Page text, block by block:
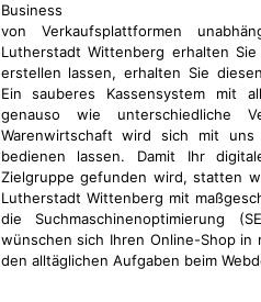
Business
von Verkaufsplattformen
Lutherstadt Wittenberg erhalten
erstellen lassen, erhalten Sie
Ein sauberes Kassensystem mit
genauso wie unterschiedliche
Warenwirtschaft wird sich mit
bedienen lassen. Damit Ihr
Zielgruppe gefunden wird, statten
Lutherstadt Wittenberg mit
die Suchmaschinenoptimierung
wünschen sich Ihren Online-Shop
den alltäglichen Aufgaben beim